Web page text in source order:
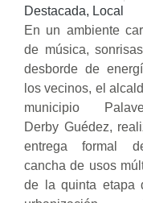
Destacada, Local
​En un ambiente
de música,
desborde de
los vecinos, el
municipio
Derby Guédez,
entrega formal
cancha de usos
de la quinta etapa